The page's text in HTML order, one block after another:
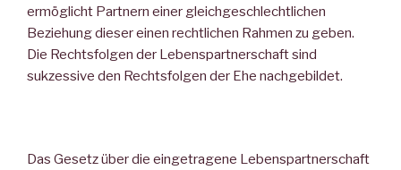
ermöglicht Partnern einer gleichgeschlechtlichen
Beziehung dieser einen rechtlichen Rahmen zu geben.
Die Rechtsfolgen der Lebenspartnerschaft sind
sukzessive den Rechtsfolgen der Ehe nachgebildet.
Das Gesetz über die eingetragene Lebenspartnerschaft